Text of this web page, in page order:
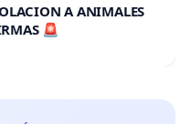
A ANIMALES
🚨